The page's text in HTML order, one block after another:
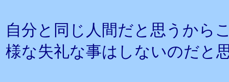
自分と同じ人間だと思うから
様な失礼な事はしないのだと